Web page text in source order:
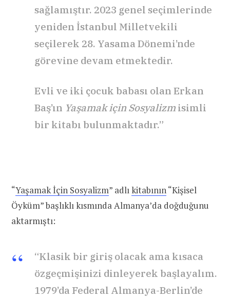
sağlamıştır. 2023 genel seçimlerinde
yeniden İstanbul Milletvekili
seçilerek 28. Yasama Dönemi’nde
görevine devam etmektedir.
Evli ve iki çocuk babası olan Erkan
Baş’ın Yaşamak için Sosyalizm isimli
bir kitabı bulunmaktadır.”
“Yaşamak İçin Sosyalizm” adlıkitabının“Kişisel
Öyküm” başlıklı kısmında Almanya’da doğduğunu
aktarmıştı:
“Klasik bir giriş olacak ama kısaca
özgeçmişinizi dinleyerek başlayalım.
1979’da Federal Almanya-Berlin’de